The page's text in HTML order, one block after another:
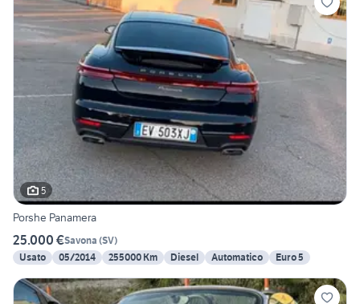
5
Porshe Panamera
25.000 €Savona (SV)
Usato
05/2014 255000 Km Diesel Automatico Euro 5